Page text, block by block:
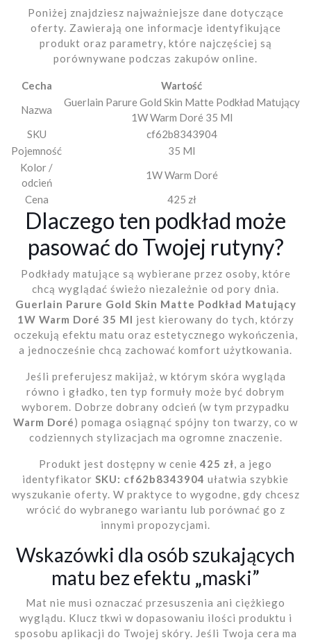
Poniżej znajdziesz najważniejsze dane dotyczące
oferty. Zawierają one informacje identyfikujące
produkt oraz parametry, które najczęściej są
porównywane podczas zakupów online.
Cecha
Wartość
Nazwa
Guerlain Parure Gold Skin Matte Podkład Matujący
1W Warm Doré 35 Ml
SKU
cf62b8343904
Pojemność
35 Ml
Kolor /
odcień
1W Warm Doré
Cena
425 zł
Dlaczego ten podkład może
pasować do Twojej rutyny?
Podkłady matujące są wybierane przez osoby, które
chcą wyglądać świeżo niezależnie od pory dnia.
Guerlain Parure Gold Skin Matte Podkład Matujący
1W Warm Doré 35 Ml jest kierowany do tych, którzy
oczekują efektu matu oraz estetycznego wykończenia,
a jednocześnie chcą zachować komfort użytkowania.
Jeśli preferujesz makijaż, w którym skóra wygląda
równo i gładko, ten typ formuły może być dobrym
wyborem. Dobrze dobrany odcień (w tym przypadku
Warm Doré) pomaga osiągnąć spójny ton twarzy, co w
codziennych stylizacjach ma ogromne znaczenie.
Produkt jest dostępny w cenie 425 zł, a jego
identyfikator SKU: cf62b8343904 ułatwia szybkie
wyszukanie oferty. W praktyce to wygodne, gdy chcesz
wrócić do wybranego wariantu lub porównać go z
innymi propozycjami.
Wskazówki dla osób szukających
matu bez efektu „maski”
Mat nie musi oznaczać przesuszenia ani ciężkiego
wyglądu. Klucz tkwi w dopasowaniu ilości produktu i
sposobu aplikacji do Twojej skóry. Jeśli Twoja cera ma